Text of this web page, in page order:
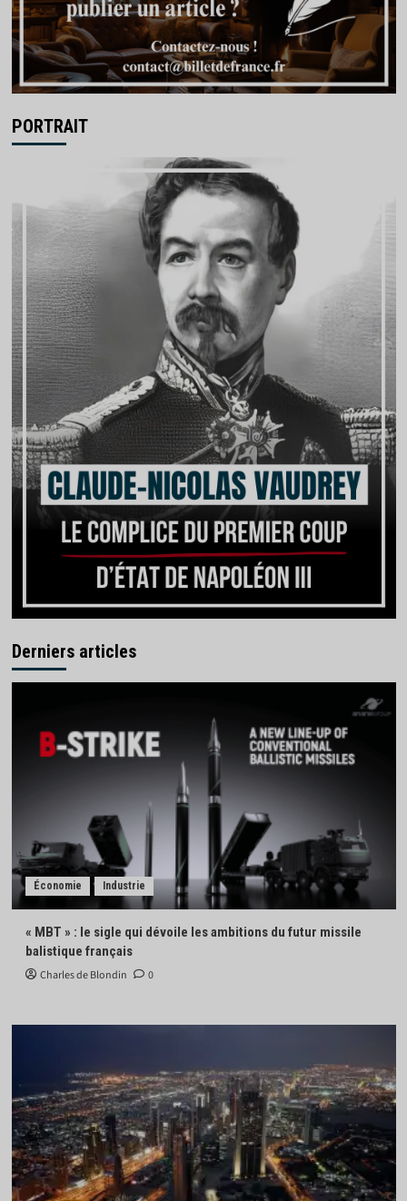
PORTRAIT
Derniers articles
Économie Industrie
« MBT » : le sigle qui dévoile les ambitions du futur missile
balistique français
Charles de Blondin 0